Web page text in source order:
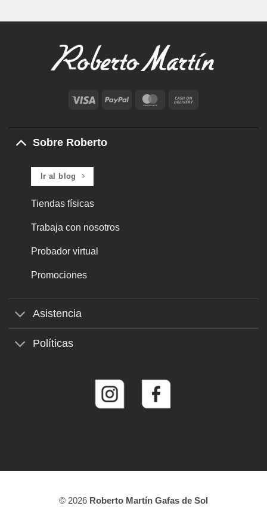
Visa PayPal MasterCard
Delivery
Sobre Roberto
Ir al blog
Tiendas físicas
Trabaja con nosotros
Probador virtual
Promociones
Asistencia
Políticas
© 2026 Roberto Martín Gafas de Sol